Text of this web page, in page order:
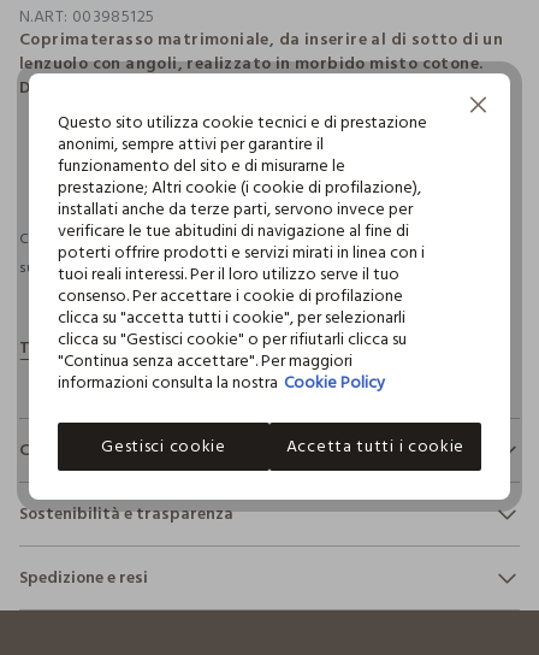
N.ART: 003985125
Coprimaterasso matrimoniale, da inserire al di sotto di un
lenzuolo con angoli, realizzato in morbido misto cotone.
Dimensioni: 195 x 170 x 25 cm.
pdp.loyalty.section.advantages
Consegna prevista entro il 11/08/2026 e spedizione gratuita per ordini
superiori a 30€ se possiedi una CROFF Club.Maggiori informazioni
Composizione e cura
Composizione:
80% COTONE,20% POLIESTERE
Sostenibilità e trasparenza
Sicurezza
Il 100% dei nostri articoli viene sottoposto a test chimico-
fisici, per verificarne il rispetto dei limiti che abbiamo
Spedizione e resi
Questo sito utilizza cookie tecnici e di prestazione
anonimi, sempre attivi per garantire il
funzionamento del sito e di misurarne le
prestazione; Altri cookie (i cookie di profilazione),
installati anche da terze parti, servono invece per
verificare le tue abitudini di navigazione al fine di
poterti offrire prodotti e servizi mirati in linea con i
tuoi reali interessi. Per il loro utilizzo serve il tuo
consenso. Per accettare i cookie di profilazione
clicca su "accetta tutti i cookie", per selezionarli
clicca su "Gestisci cookie" o per rifiutarli clicca su
"Continua senza accettare". Per maggiori
informazioni consulta la nostra Cookie Policy
Gestisci cookie Accetta tutti i cookie
Continua senza accettare